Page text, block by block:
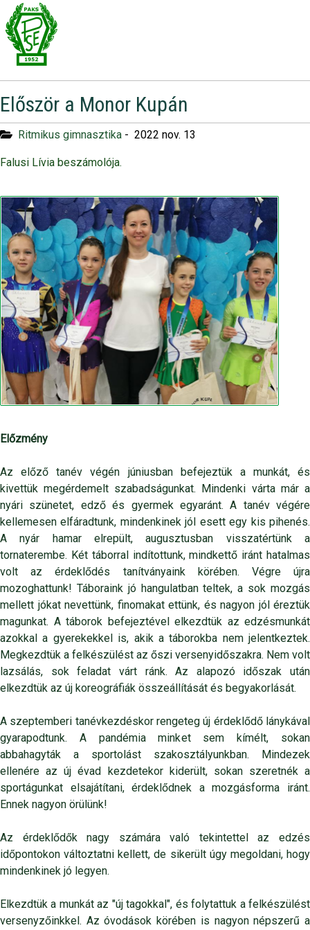
Először a Monor Kupán
Ritmikus gimnasztika - 2022 nov. 13
Falusi Lívia beszámolója.
Előzmény
Az előző tanév végén júniusban befejeztük a munkát, és
kivettük megérdemelt szabadságunkat. Mindenki várta már a
nyári szünetet, edző és gyermek egyaránt. A tanév végére
kellemesen elfáradtunk, mindenkinek jól esett egy kis pihenés.
A nyár hamar elrepült, augusztusban visszatértünk a
tornaterembe. Két táborral indítottunk, mindkettő iránt hatalmas
volt az érdeklődés tanítványaink körében. Végre újra
mozoghattunk! Táboraink jó hangulatban teltek, a sok mozgás
mellett jókat nevettünk, finomakat ettünk, és nagyon jól éreztük
magunkat. A táborok befejeztével elkezdtük az edzésmunkát
azokkal a gyerekekkel is, akik a táborokba nem jelentkeztek.
Megkezdtük a felkészülést az őszi versenyidőszakra. Nem volt
lazsálás, sok feladat várt ránk. Az alapozó időszak után
elkezdtük az új koreográfiák összeállítását és begyakorlását.
A szeptemberi tanévkezdéskor rengeteg új érdeklődő lánykával
gyarapodtunk. A pandémia minket sem kímélt, sokan
abbahagyták a sportolást szakosztályunkban. Mindezek
ellenére az új évad kezdetekor kiderült, sokan szeretnék a
sportágunkat elsajátítani, érdeklődnek a mozgásforma iránt.
Ennek nagyon örülünk!
Az érdeklődők nagy számára való tekintettel az edzés
időpontokon változtatni kellett, de sikerült úgy megoldani, hogy
mindenkinek jó legyen.
Elkezdtük a munkát az "új tagokkal", és folytattuk a felkészülést
versenyzőinkkel. Az óvodások körében is nagyon népszerű a